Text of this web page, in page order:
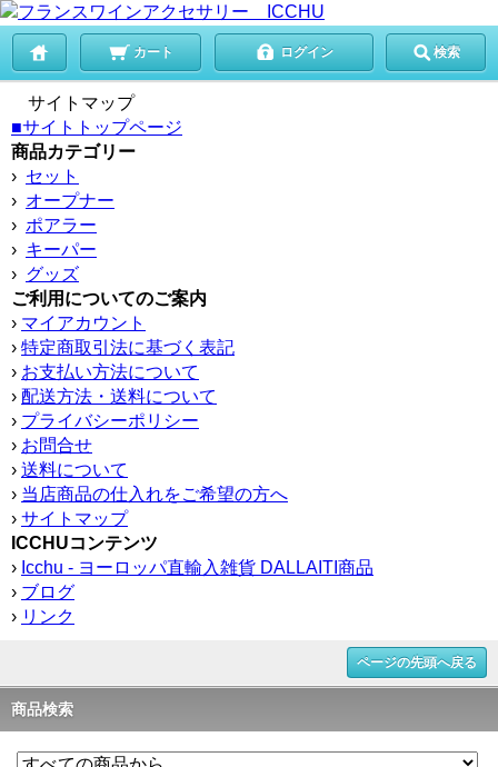
カート ログイン 検索
サイトマップ
■サイトトップページ
商品カテゴリー
› セット
› オープナー
› ポアラー
› キーパー
› グッズ
ご利用についてのご案内
› マイアカウント
› 特定商取引法に基づく表記
› お支払い方法について
› 配送方法・送料について
› プライバシーポリシー
› お問合せ
› 送料について
› 当店商品の仕入れをご希望の方へ
› サイトマップ
ICCHUコンテンツ
› Icchu - ヨーロッパ直輸入雑貨 DALLAITI商品
› ブログ
› リンク
ページの先頭へ戻る
商品検索